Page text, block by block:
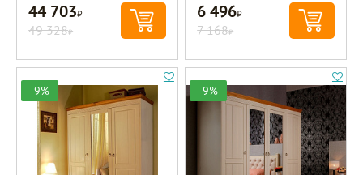
44 703Р
49 328Р
6 496Р
7 168Р
-9% -9%